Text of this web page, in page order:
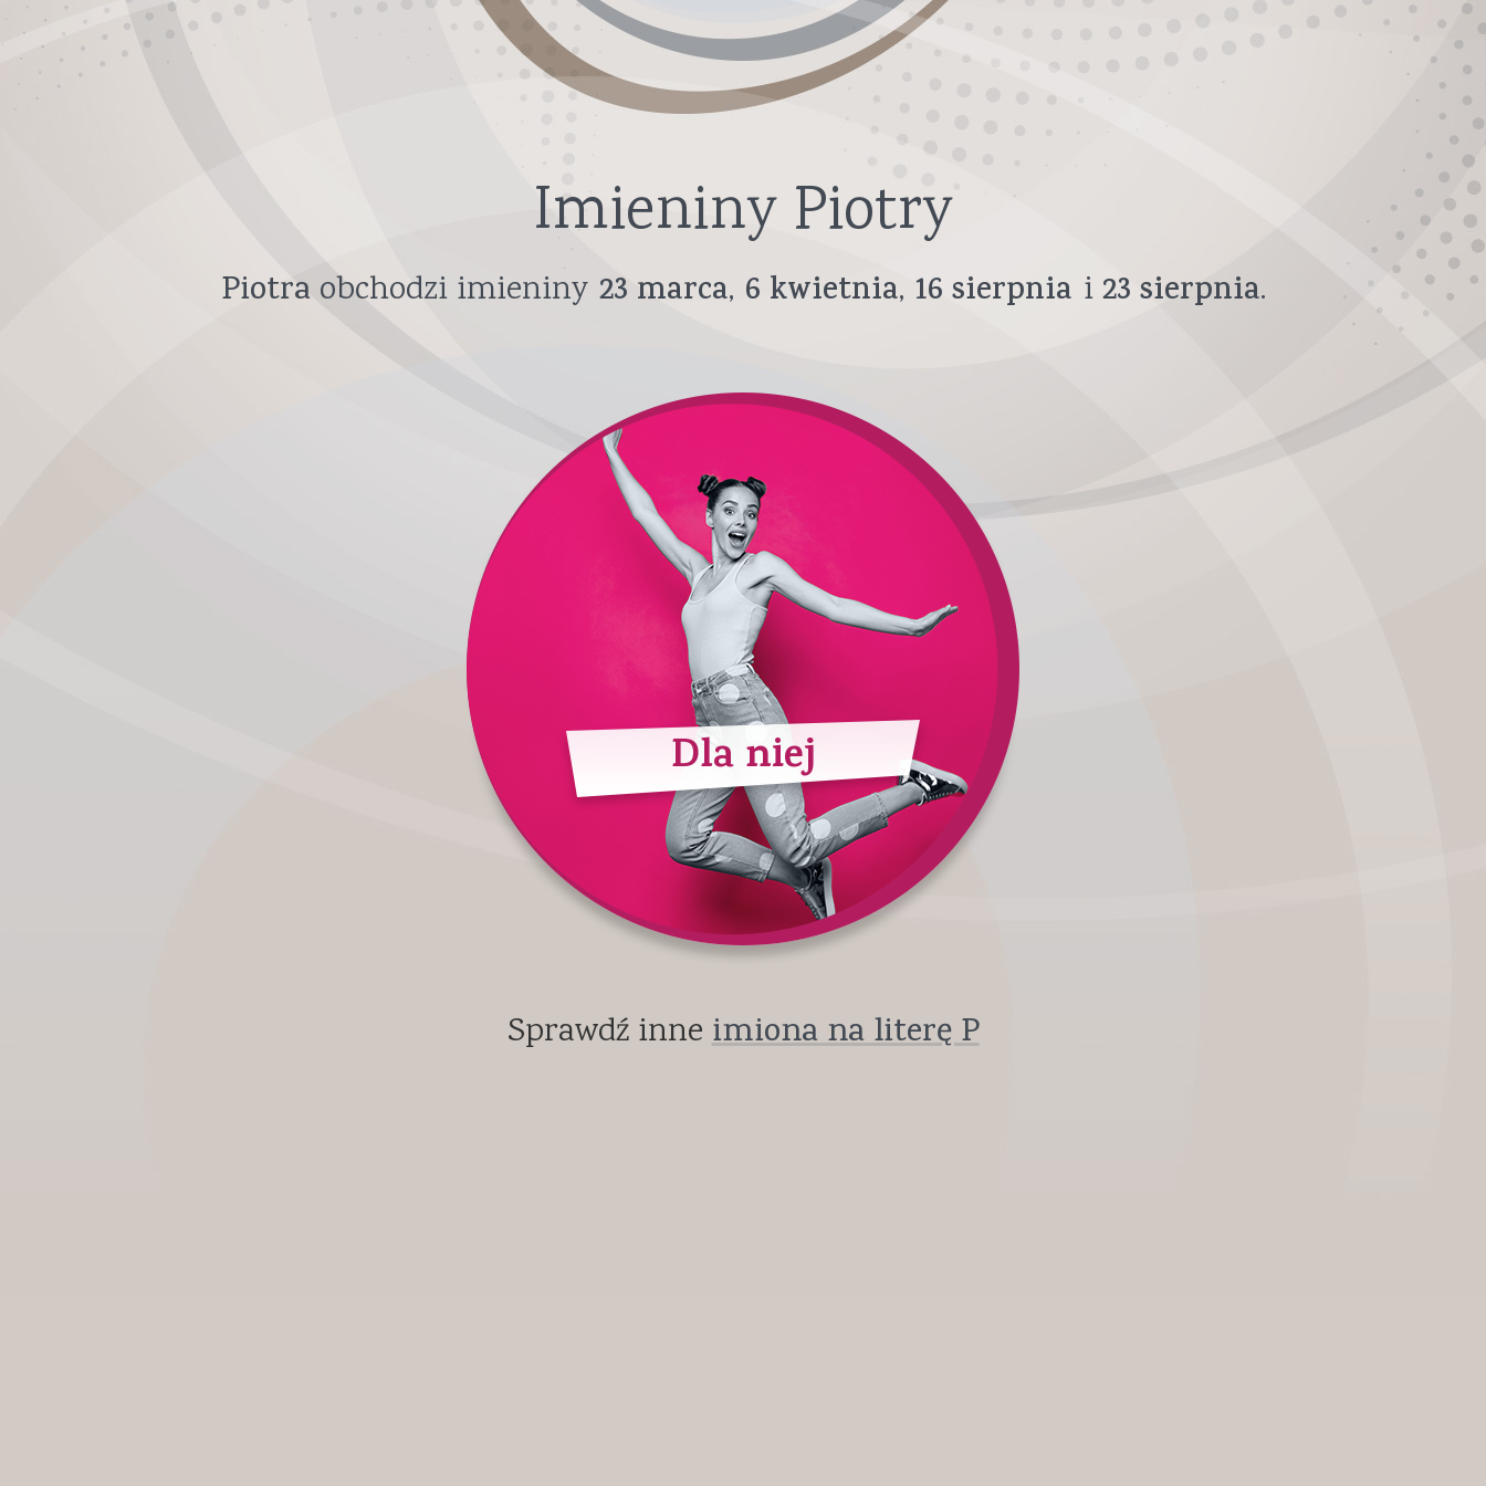
Imieniny Piotry
Piotraobchodzi imieniny 23 marca 6 kwietnia 16 sierpnia 23 sierpnia
Dla niej
Sprawdź inne imiona na literę P